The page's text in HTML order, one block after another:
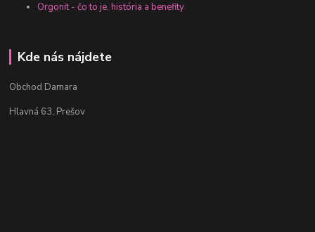
Orgonit - čo to je, história a benefity
Kde nás nájdete
Obchod Damara
Hlavná 63, Prešov